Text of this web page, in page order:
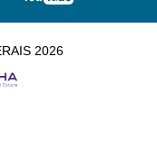
2026